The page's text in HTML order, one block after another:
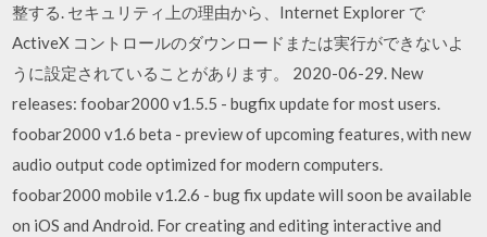
整する. セキュリティ上の理由から、Internet Explorer で
ActiveX コントロールのダウンロードまたは実行ができないよ
うに設定されていることがあります。 2020-06-29. New
releases: foobar2000 v1.5.5 - bugfix update for most users.
foobar2000 v1.6 beta - preview of upcoming features, with new
audio output code optimized for modern computers.
foobar2000 mobile v1.2.6 - bug fix update will soon be available
on iOS and Android. For creating and editing interactive and